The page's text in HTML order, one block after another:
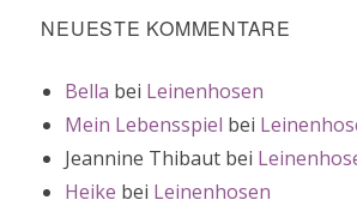
NEUESTE KOMMENTARE
Bella bei Leinenhosen
Mein Lebensspiel bei
Jeannine Thibaut bei
Heike bei Leinenhosen